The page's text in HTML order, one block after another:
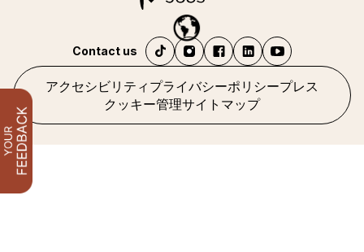
アクセシビリティ プライバシーポリシープレス
クッキー管理サイトマップ
Contact us